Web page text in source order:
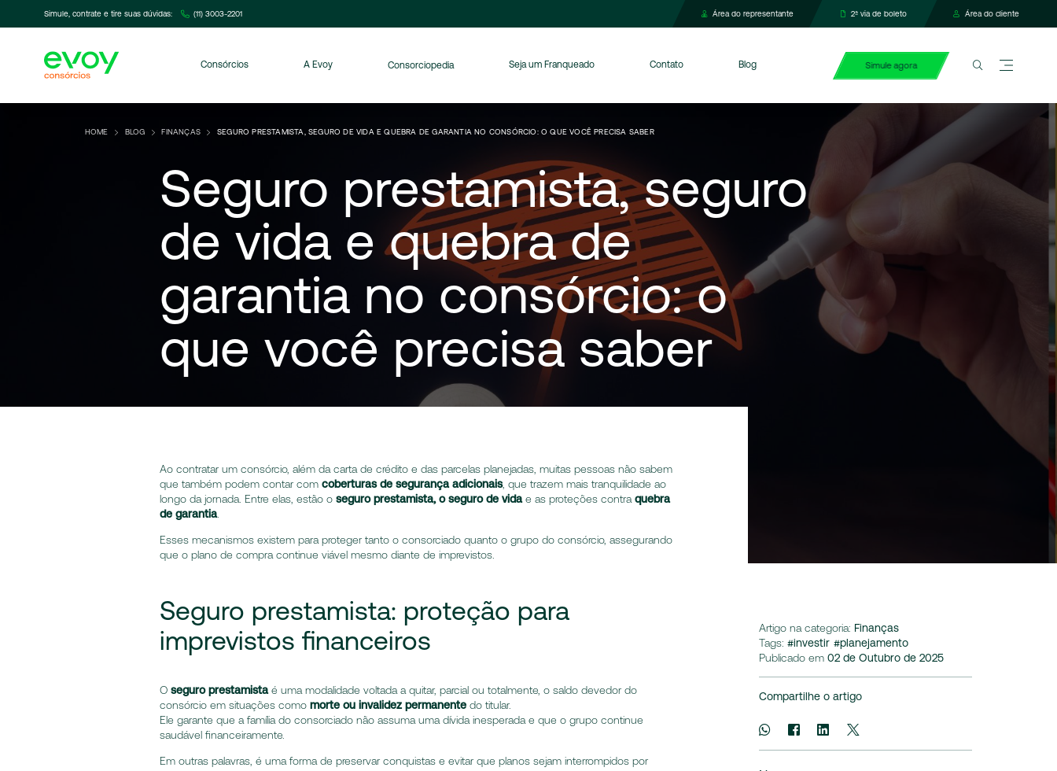
Simule, contrate e tire suas dúvidas: (11) 3003-2201 Área do representante 2ª via de boleto Área do cliente
Consórcios A Evoy Consorciopedia Seja um Franqueado Contato Blog Simule agora
HOME BLOG FINANÇAS SEGURO PRESTAMISTA, SEGURO DE VIDA E QUEBRA DE GARANTIA NO CONSÓRCIO: O QUE VOCÊ PRECISA SABER
Seguro prestamista, seguro
de vida e quebra de
garantia no consórcio: o
que você precisa saber
Ao contratar um consórcio, além da carta de crédito e das parcelas planejadas, muitas pessoas não sabem
que também podem contar com coberturas de segurança adicionais, que trazem mais tranquilidade ao
longo da jornada. Entre elas, estão o seguro prestamista, o seguro de vidae as proteções contra quebra
de garantia.
Esses mecanismos existem para proteger tanto o consorciado quanto o grupo do consórcio, assegurando
que o plano de compra continue viável mesmo diante de imprevistos.
Seguro prestamista: proteção para
imprevistos financeiros
O seguro prestamistaé uma modalidade voltada a quitar, parcial ou totalmente, o saldo devedor do
consórcio em situações como morte ou invalidez permanentedo titular.
Ele garante que a família do consorciado não assuma uma dívida inesperada e que o grupo continue
saudável financeiramente.
Em outras palavras, é uma forma de preservar conquistas e evitar que planos sejam interrompidos por
Artigo na categoria: Finanças
Tags: #investir #planejamento
Publicado em02 de Outubro de 2025
Compartilhe o artigo